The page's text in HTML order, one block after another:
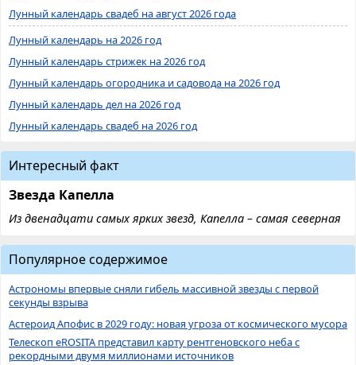
Лунный календарь свадеб на август 2026 года
Лунный календарь на 2026 год
Лунный календарь стрижек на 2026 год
Лунный календарь огородника и садовода на 2026 год
Лунный календарь дел на 2026 год
Лунный календарь свадеб на 2026 год
Интересный факт
Звезда Капелла
Из двенадцати самых ярких звезд, Капелла – самая северная
Популярное содержимое
Астрономы впервые сняли гибель массивной звезды с первой
секунды взрыва
Астероид Апофис в 2029 году: новая угроза от космического мусора
Телескоп eROSITA представил карту рентгеновского неба с
рекордными двумя миллионами источников